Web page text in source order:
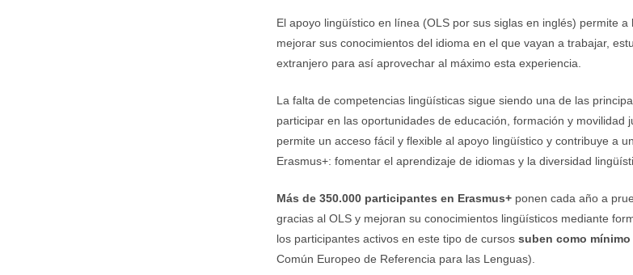
entrada:
entrada:
El apoyo lingüístico en línea (OLS por sus siglas en inglés) permite
mejorar sus conocimientos del idioma en el que vayan a trabajar,
extranjero para así aprovechar al máximo esta experiencia.
La falta de competencias lingüísticas sigue siendo una de las
participar en las oportunidades de educación, formación y movilidad
permite un acceso fácil y flexible al apoyo lingüístico y contribuye a
Erasmus+: fomentar el aprendizaje de idiomas y la diversidad
Más de 350.000 participantes en Erasmus+ ponen cada año a
gracias al OLS y mejoran su conocimientos lingüísticos mediante
los participantes activos en este tipo de cursos suben como
Común Europeo de Referencia para las Lenguas).